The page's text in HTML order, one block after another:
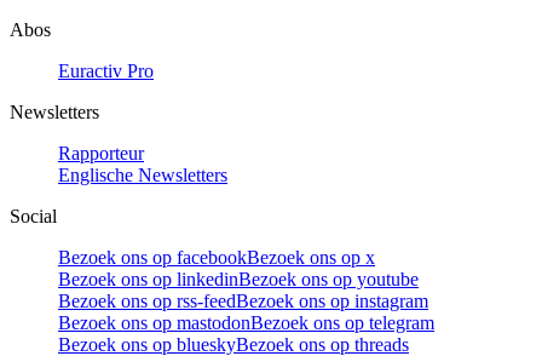
Abos
Euractiv Pro
Newsletters
Rapporteur
Englische Newsletters
Social
Bezoek ons op facebookBezoek ons op x
Bezoek ons op linkedinBezoek ons op youtube
Bezoek ons op rss-feedBezoek ons op instagram
Bezoek ons op mastodonBezoek ons op telegram
Bezoek ons op blueskyBezoek ons op threads